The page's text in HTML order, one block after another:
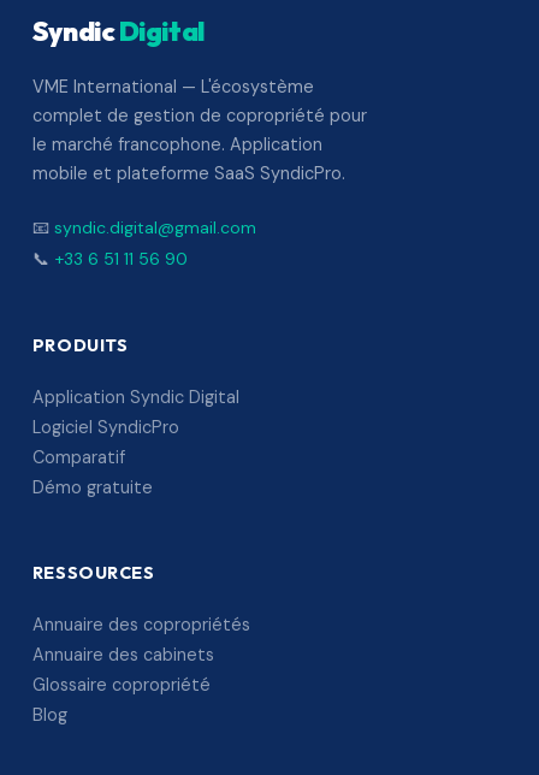
SyndicDigital
VME International — L'écosystème
complet de gestion de copropriété pour
le marché francophone. Application
mobile et plateforme SaaS SyndicPro.
📧 syndic.digital@gmail.com
📞 +33 6 51 11 56 90
PRODUITS
Application Syndic Digital
Logiciel SyndicPro
Comparatif
Démo gratuite
RESSOURCES
Annuaire des copropriétés
Annuaire des cabinets
Glossaire copropriété
Blog